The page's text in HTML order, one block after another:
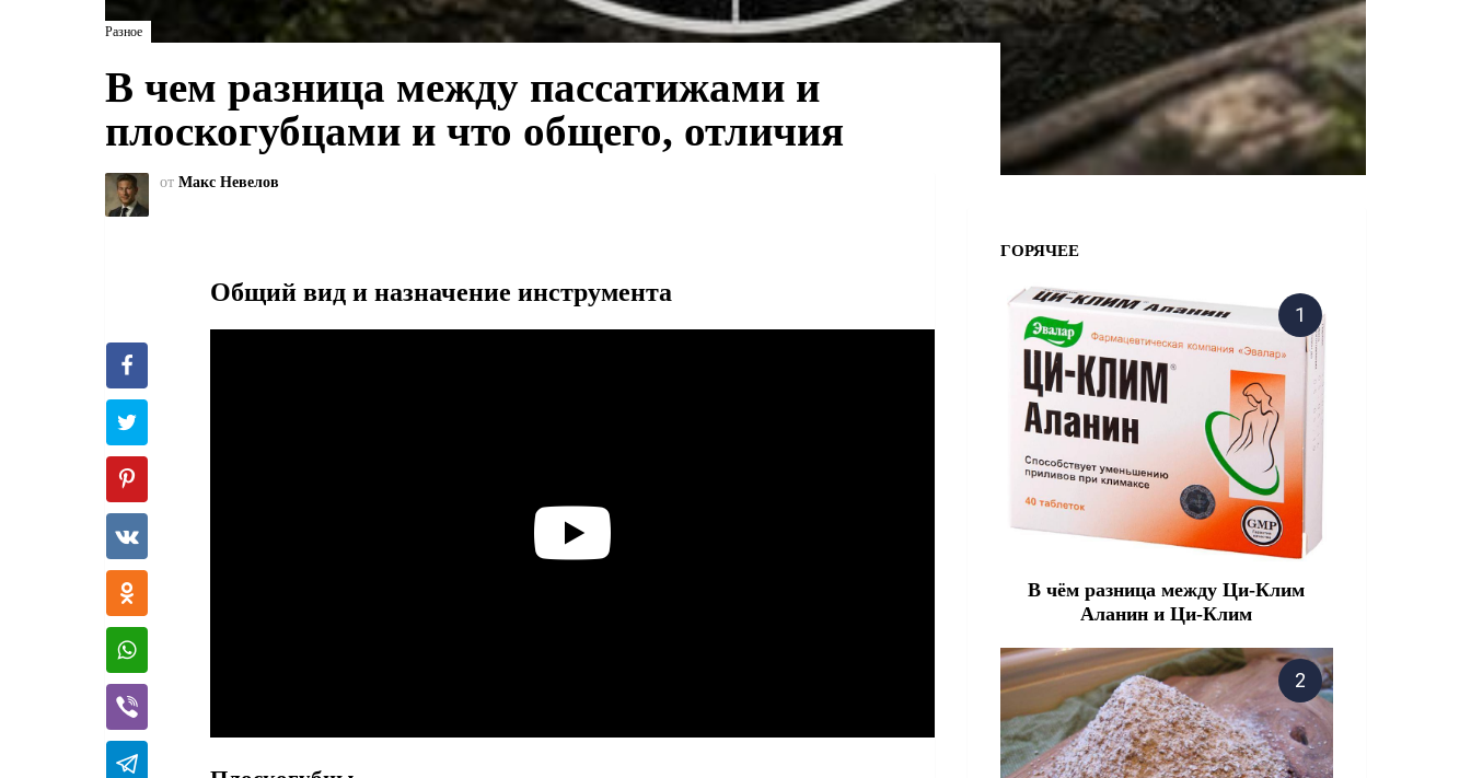
Разное
В чем разница между пассатижами и
плоскогубцами и что общего, отличия
от Макс Невелов
Общий вид и назначение инструмента
ГОРЯЧЕЕ
В чём разница между Ци-Клим
Аланин и Ци-Клим